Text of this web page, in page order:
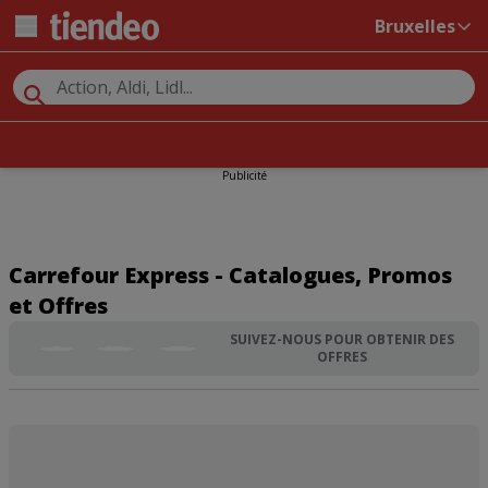
Bruxelles
Publicité
Carrefour Express - Catalogues, Promos
et Offres
SUIVEZ-NOUS POUR OBTENIR DES
OFFRES